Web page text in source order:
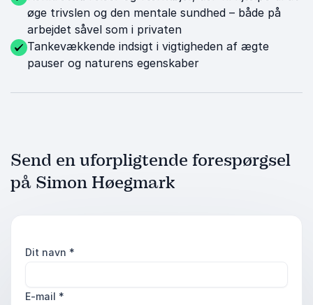
øge trivslen og den mentale sundhed – både på
arbejdet såvel som i privaten
Tankevækkende indsigt i vigtigheden af ægte
pauser og naturens egenskaber
Send en uforpligtende forespørgsel
på Simon Høegmark
Dit navn *
E-mail *